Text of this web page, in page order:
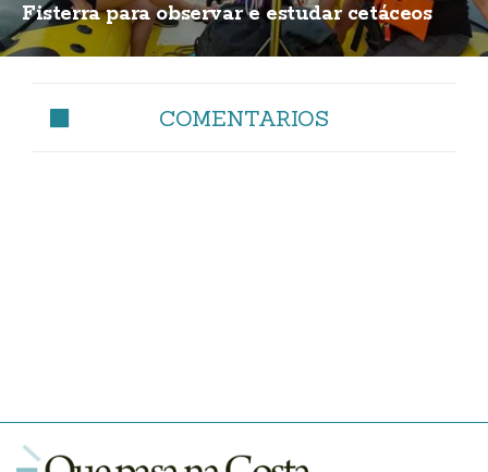
Fisterra para observar e estudar cetáceos
COMENTARIOS